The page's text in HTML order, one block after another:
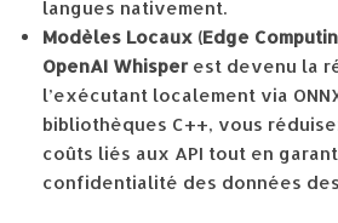
langues nativement.
Modèles Locaux (Edge
OpenAI Whisperest devenu la
l’exécutant localement via
bibliothèques C++, vous
coûts liés aux API tout en
confidentialité des données